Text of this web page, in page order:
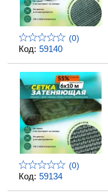
Код: 59140
(0)
Код: 59134
(0)